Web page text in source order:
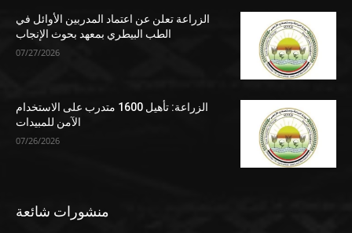
الزراعة تعلن عن اعتماد المدربين الأوائل في
الطب البيطري بمعهد بحوث الإنجاب
07/27/2026
الزراعة: تأهيل 1600 متدرب على الاستخدام
الآمن للمبيدات
07/26/2026
منشورات شائعة